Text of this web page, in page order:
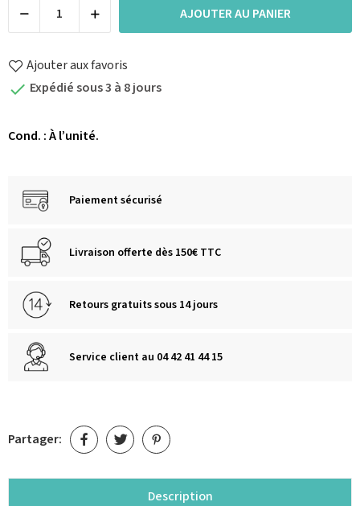
AJOUTER AU PANIER
Ajouter aux favoris
 Expédié sous 3 à 8 jours
Cond. : À l’unité.
Paiement sécurisé
Livraison offerte dès 150€ TTC
Retours gratuits sous 14 jours
Service client au 04 42 41 44 15
Partager:
Description